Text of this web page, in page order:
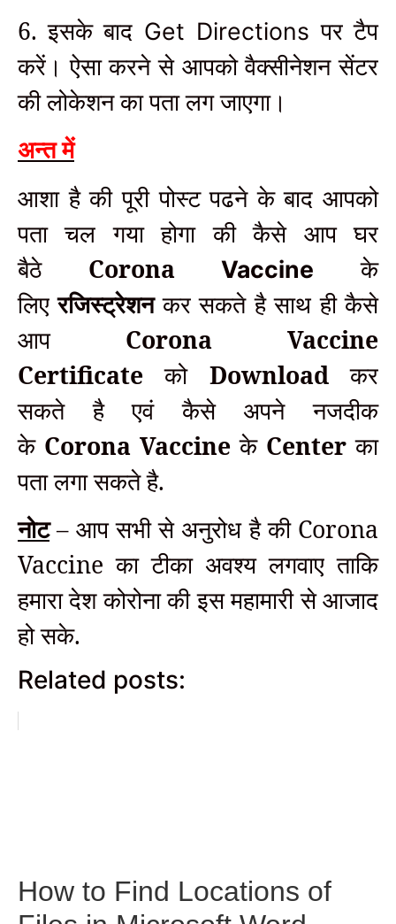
6. इसके बाद Get Directionsपर टैप
करें। ऐसा करने से आपको वैक्सीनेशन सेंटर
की लोकेशन का पता लग जाएगा।
अन्त में
आशा है की पूरी पोस्ट पढने के बाद आपको
पता चल गया होगा की कैसे आप घर
बैठे CoronaVaccine
के
लिएरजिस्ट्रेशनकर सकते है साथ ही कैसे
आप Corona Vaccine
Certificate को Downloadकर
सकते है एवं कैसे अपने नजदीक
के Corona Vaccine के Centerका
पता लगा सकते है.
नोट– आप सभी से अनुरोध है की Corona
Vaccine का टीका अवश्य लगवाए ताकि
हमारा देश कोरोना की इस महामारी से आजाद
हो सके.
Related posts:
How to Find Locations of